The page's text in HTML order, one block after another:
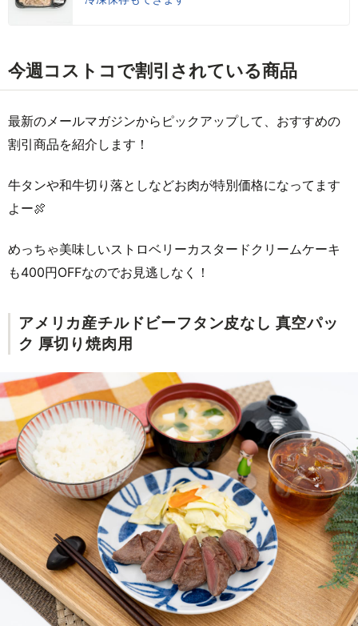
今週コストコで割引されている商品
最新のメールマガジンからピックアップして、おすすめの
割引商品を紹介します！
牛タンや和牛切り落としなどお肉が特別価格になってます
よー🍖
めっちゃ美味しいストロベリーカスタードクリームケーキ
も400円OFFなのでお見逃しなく！
アメリカ産チルドビーフタン皮なし 真空パッ
ク 厚切り焼肉用